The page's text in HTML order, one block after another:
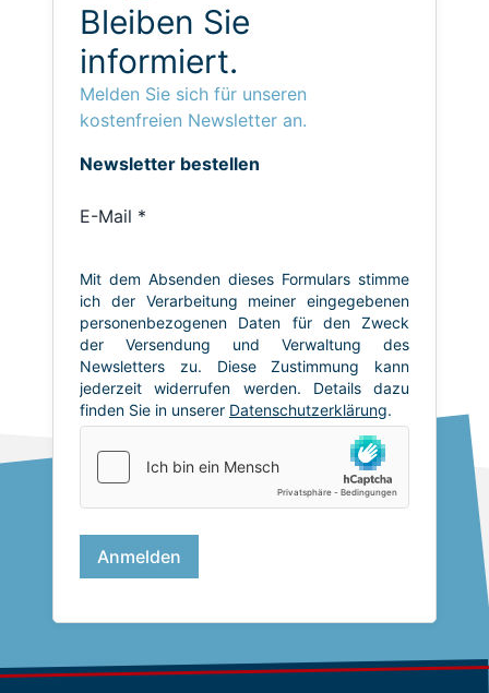
Bleiben Sie
informiert.
Melden Sie sich für unseren
kostenfreien Newsletter an.